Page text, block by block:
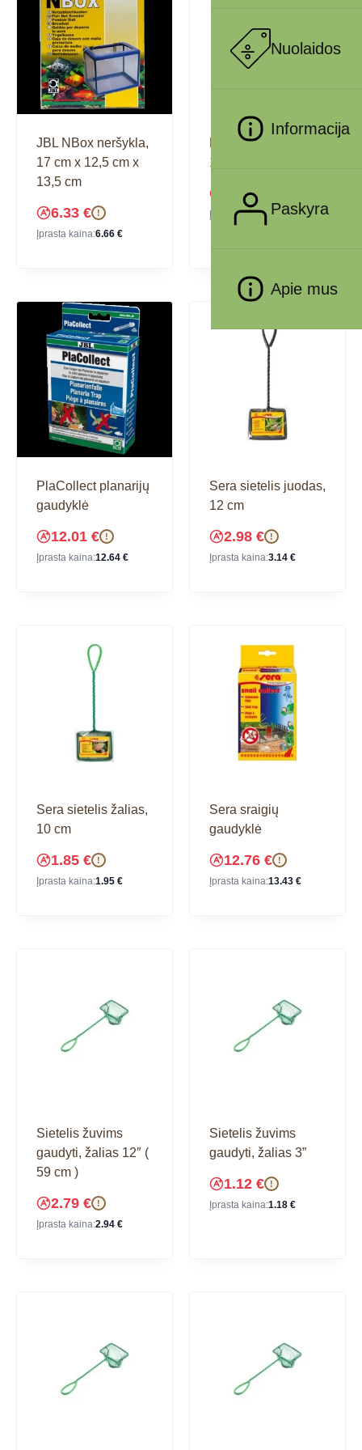
Nuolaidos
Informacija
Paskyra
Apie mus
JBL NBox neršykla,
17 cm x 12,5 cm x
13,5 cm
6.33 € !
Įprasta kaina:6.66 €
Neršykla žuvims
17×12,5×15 cm
3.63€
Įprasta kaina: 3.82€
PlaCollect planarijų
gaudyklė
12.01 € !
Įprasta kaina:12.64 €
Sera sietelis juodas,
12 cm
2.98 € !
Įprasta kaina:3.14 €
Sera sietelis žalias,
10 cm
1.85 € !
Įprasta kaina:1.95 €
Sera sraigių
gaudyklė
12.76 € !
Įprasta kaina:13.43 €
Sietelis žuvims
gaudyti, žalias 12″ (
59 cm )
2.79 € !
Įprasta kaina:2.94 €
Sietelis žuvims
gaudyti, žalias 3”
1.12 € !
Įprasta kaina:1.18 €